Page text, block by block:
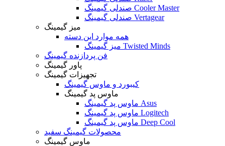
صندلی گیمینگ Cooler Master
صندلی گیمینگ Vertagear
میز گیمینگ
همه موارد این دسته
میز گیمینگ Twisted Minds
فن پردازنده گیمینگ
پاور گیمینگ
تجهیزات گیمینگ
کیبورد و ماوس گیمینگ
ماوس پد گیمینگ
ماوس پد گیمینگ Asus
ماوس پد گیمینگ Logitech
ماوس پد گیمینگ Deep Cool
محصولات گیمینگ سفید
ماوس گیمینگ